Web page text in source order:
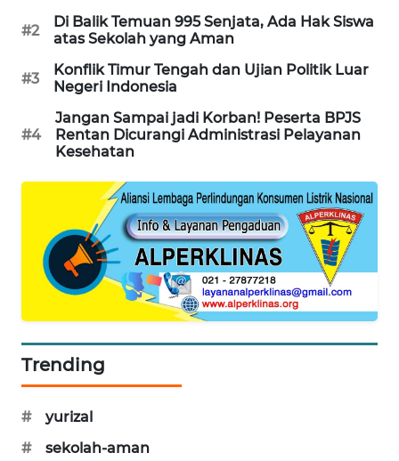
#2
Di Balik Temuan 995 Senjata, Ada Hak Siswa
atas Sekolah yang Aman
#3
Konflik Timur Tengah dan Ujian Politik Luar
Negeri Indonesia
#4
Jangan Sampai jadi Korban! Peserta BPJS
Rentan Dicurangi Administrasi Pelayanan
Kesehatan
Trending
#
yurizal
#
sekolah-aman
MARTABAT
NET
PLN
MKLI
LKKI
KOPEKLIN
PORTAL
KONSUMEN
ALPERKLINAS